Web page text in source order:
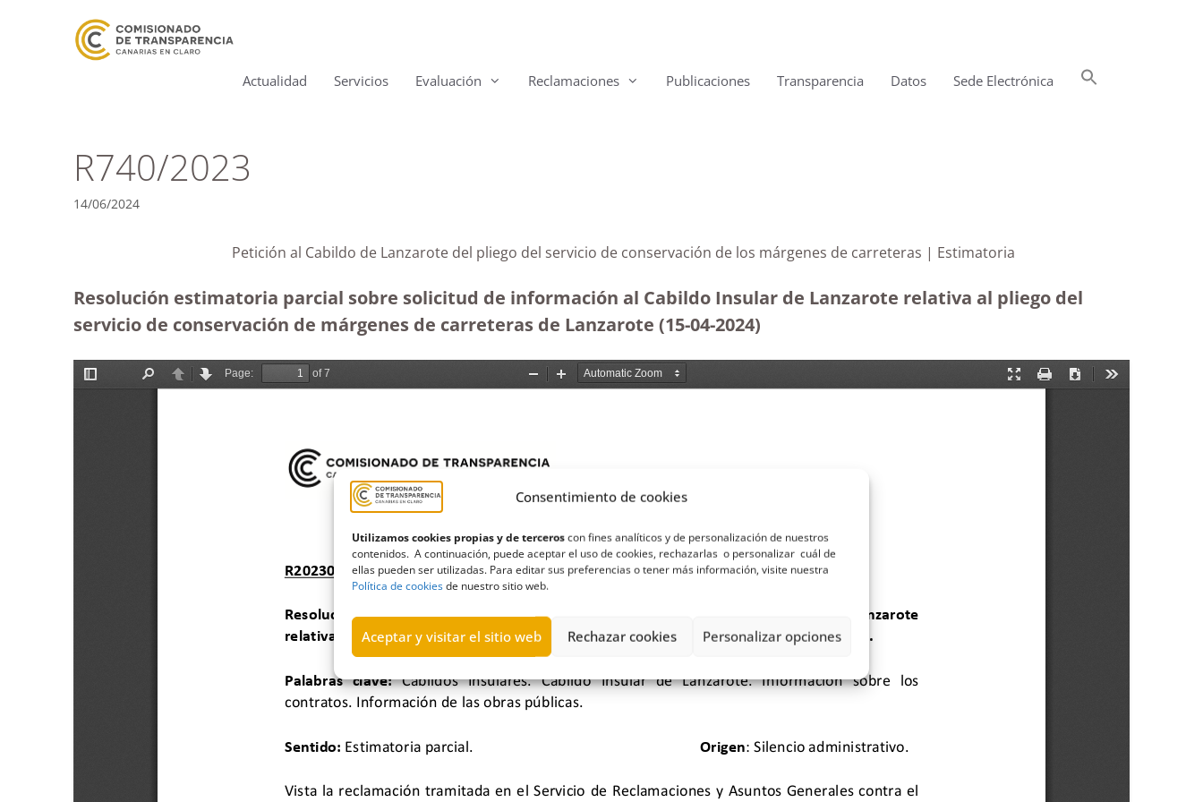
Consentimiento de cookies
Utilizamos cookies propias y de terceroscon fines analíticos y de personalización de nuestros
contenidos. A continuación, puede aceptar el uso de cookies, rechazarlas o personalizar cuál de
ellas pueden ser utilizadas. Para editar sus preferencias o tener más información, visite nuestra
Política de cookiesde nuestro sitio web.
Aceptar y visitar el sitio web Rechazar cookies Personalizar opciones
Actualidad Servicios Evaluación Reclamaciones Publicaciones Transparencia Datos Sede Electrónica
R740/2023
14/06/2024
Petición al Cabildo de Lanzarote del pliego del servicio de conservación de los márgenes de carreteras | Estimatoria
Resolución estimatoria parcial sobre solicitud de información al Cabildo Insular de Lanzarote relativa al pliego del
servicio de conservación de márgenes de carreteras de Lanzarote (15-04-2024)